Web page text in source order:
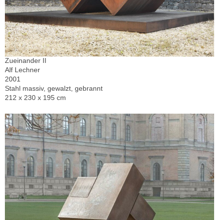
Zueinander II
Alf Lechner
2001
Stahl massiv, gewalzt, gebrannt
212 x 230 x 195 cm